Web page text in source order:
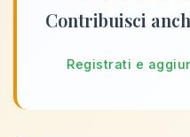
Contribuisci
Registrati e